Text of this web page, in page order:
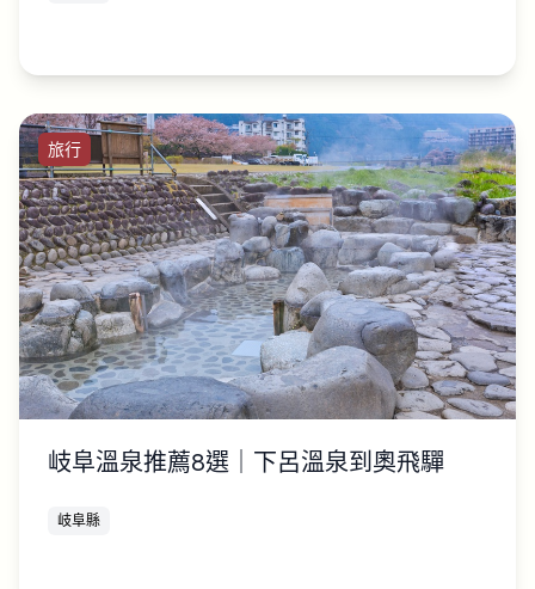
旅行
岐阜溫泉推薦8選｜下呂溫泉到奧飛驒
岐阜縣